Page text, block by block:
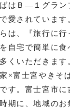
はＢ―１グラン
愛されています
は、『旅行に行
自宅で簡単に食
くいただきます
×富士宮やきそ
す。富士宮市に
期に、地域のお